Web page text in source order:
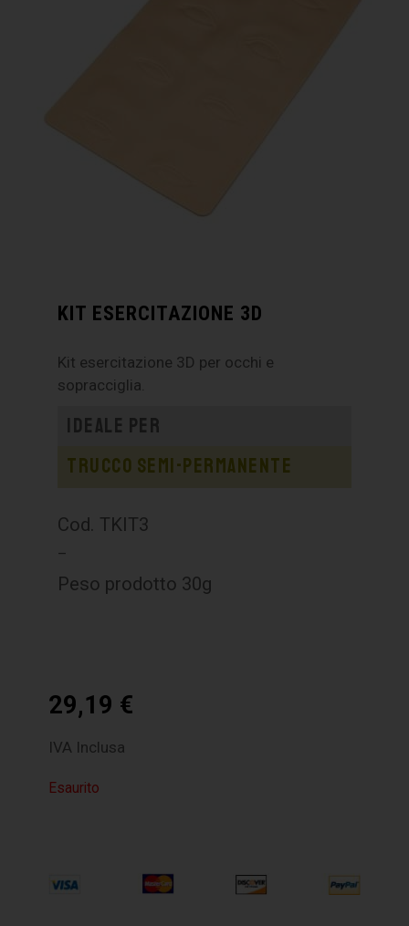
KIT ESERCITAZIONE 3D
Kit esercitazione 3D per occhi e
sopracciglia.
Ideale per
Trucco semi-permanente
Cod. TKIT3
–
Peso prodotto 30g
29,19 €
IVA Inclusa
Esaurito